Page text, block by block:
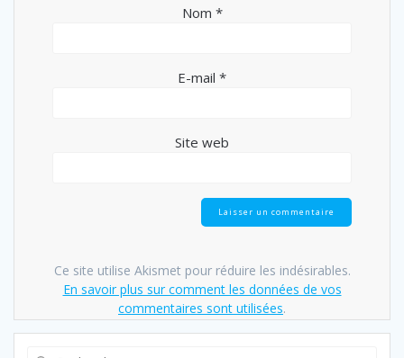
Nom *
E-mail *
Site web
Ce site utilise Akismet pour réduire les indésirables.
En savoir plus sur comment les données de vos
commentaires sont utilisées.